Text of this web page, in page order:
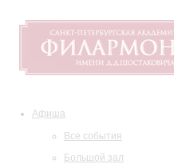
Афиша
Все события
Большой зал